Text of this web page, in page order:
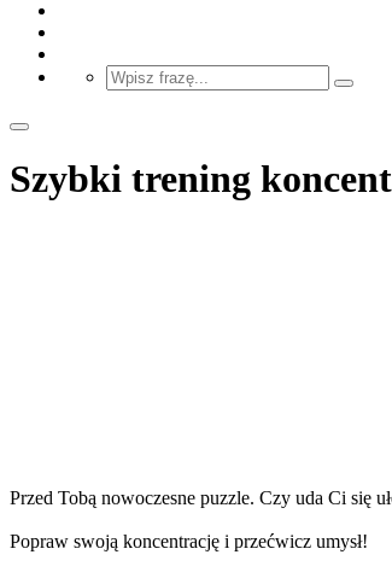
Szybki trening
Przed Tobą nowoczesne puzzle. Czy uda Ci się
Popraw swoją koncentrację i przećwicz umysł!